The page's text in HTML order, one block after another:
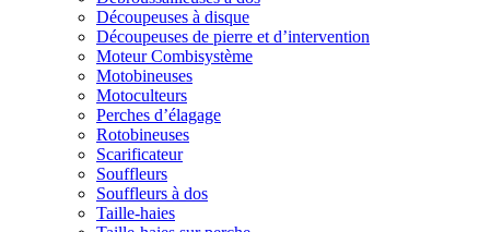
Découpeuses à disque
Découpeuses de pierre et d’intervention
Moteur Combisystème
Motobineuses
Motoculteurs
Perches d’élagage
Rotobineuses
Scarificateur
Souffleurs
Souffleurs à dos
Taille-haies